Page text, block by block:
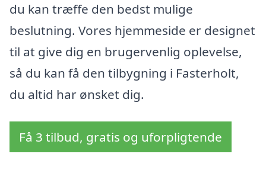
du kan træffe den bedst mulige
beslutning. Vores hjemmeside er designet
til at give dig en brugervenlig oplevelse,
så du kan få den tilbygning i Fasterholt,
du altid har ønsket dig.
Få 3 tilbud, gratis og uforpligtende